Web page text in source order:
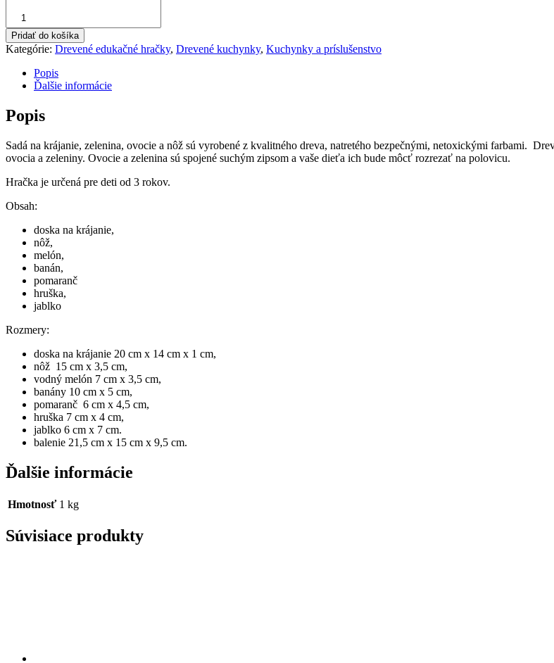
Drevená
sadá
na
krájanie
Pridať do košíka
Kategórie: Drevené edukačné hračky, Drevené kuchynky, Kuchynky a príslušenstvo
Popis
Ďalšie informácie
Popis
Sadá na krájanie, zelenina, ovocie a nôž sú vyrobené z kvalitného dreva, natretého bezpečnými, netoxickými farbami.
ovocia a zeleniny. Ovocie a zelenina sú spojené suchým zipsom a vaše dieťa ich bude môcť rozrezať na polovicu.
Hračka je určená pre deti od 3 rokov.
Obsah:
doska na krájanie,
nôž,
melón,
banán,
pomaranč
hruška,
jablko
Rozmery:
doska na krájanie 20 cm x 14 cm x 1 cm,
nôž 15 cm x 3,5 cm,
vodný melón 7 cm x 3,5 cm,
banány 10 cm x 5 cm,
pomaranč 6 cm x 4,5 cm,
hruška 7 cm x 4 cm,
jablko 6 cm x 7 cm.
balenie 21,5 cm x 15 cm x 9,5 cm.
Ďalšie informácie
Hmotnosť 1 kg
Súvisiace produkty